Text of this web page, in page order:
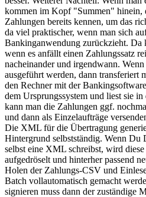
kommen im Kopf "Summen" hinein,
Zahlungen bereits kennen, um das
da viel praktischer, wenn man sich
Bankinganwendung zurückzieht. Da
wenn es anfällt einen Zahlungssatz
nacheinander und irgendwann.
ausgeführt werden, dann transferiert
den Rechner mit der
dem Ursprungssystem und liest sie
kann man die Zahlungen ggf.
und dann als Einzelaufträge
Die XML für die Übertragung
Hintergrund selbstständig. Wenn Du
selbst eine XML schreibst, wird
aufgedröselt und hinterher passend
Holen der Zahlungs-CSV und
Batch vollautomatisch gemacht
signieren muss dann der zuständige